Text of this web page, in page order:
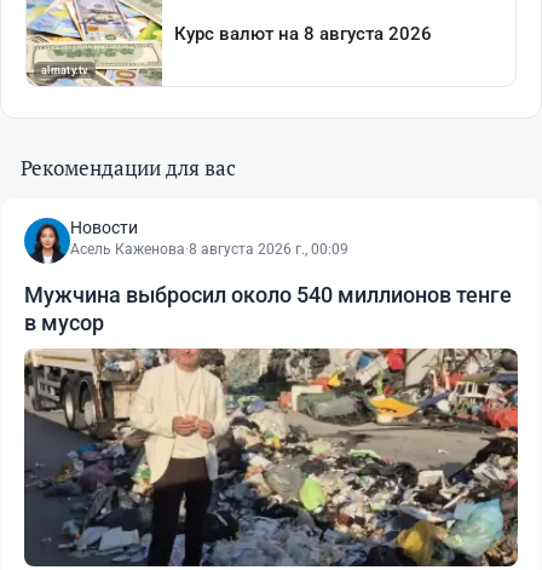
Рекомендации для вас
Новости
Асель Каженова·8 августа 2026 г., 00:09
Мужчина выбросил около 540 миллионов тенге
в мусор